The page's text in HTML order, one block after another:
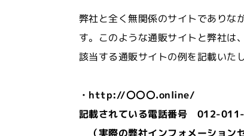
弊社と全く無関係のサイトでありな
す。このような通販サイトと弊社は
該当する通販サイトの例を記載いたし
・http://〇〇〇.online/
記載されている電話番号 012-
（実際の弊社インフォメーショ